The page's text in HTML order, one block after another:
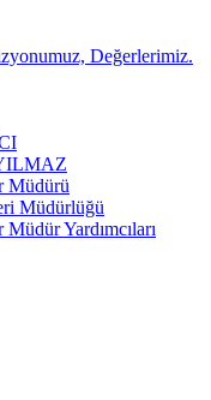
Değerlerimiz.
Müdürü
Müdürlüğü
Yardımcıları